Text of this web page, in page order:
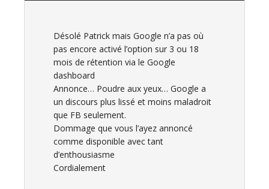
Désolé Patrick mais Google n’a pas où
pas encore activé l’option sur 3 ou 18
mois de rétention via le Google
dashboard
Annonce… Poudre aux yeux… Google a
un discours plus lissé et moins maladroit
que FB seulement.
Dommage que vous l’ayez annoncé
comme disponible avec tant
d’enthousiasme
Cordialement